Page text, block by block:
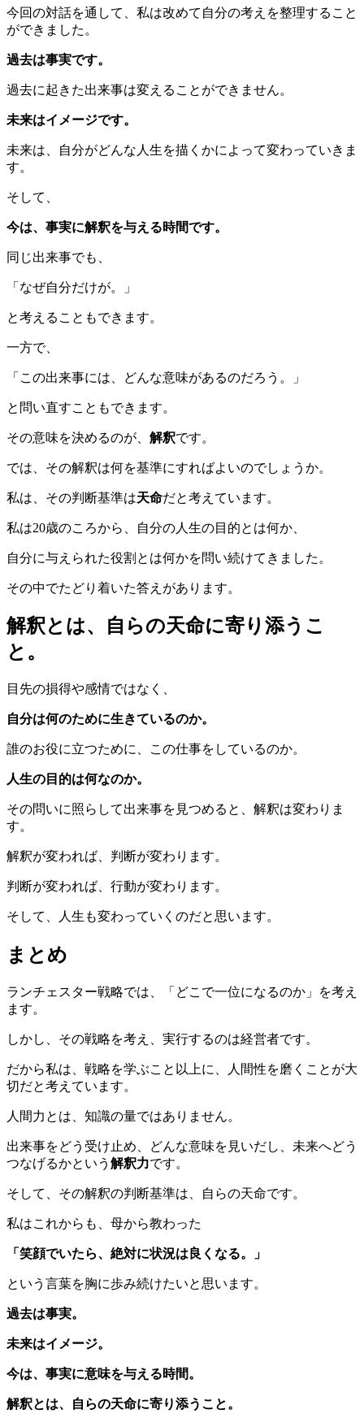
今回の対話を通して、私は改めて自分の考えを整理すること
ができました。
過去は事実です。
過去に起きた出来事は変えることができません。
未来はイメージです。
未来は、自分がどんな人生を描くかによって変わっていきま
す。
そして、
今は、事実に解釈を与える時間です。
同じ出来事でも、
「なぜ自分だけが。」
と考えることもできます。
一方で、
「この出来事には、どんな意味があるのだろう。」
と問い直すこともできます。
その意味を決めるのが、 解釈です。
では、その解釈は何を基準にすればよいのでしょうか。
私は、その判断基準は天命だと考えています。
私は20歳のころから、自分の人生の目的とは何か、
自分に与えられた役割とは何かを問い続けてきました。
その中でたどり着いた答えがあります。
解釈とは、自らの天命に寄り添うこ
と。
目先の損得や感情ではなく、
自分は何のために生きているのか。
誰のお役に立つために、この仕事をしているのか。
人生の目的は何なのか。
その問いに照らして出来事を見つめると、解釈は変わりま
す。
解釈が変われば、判断が変わります。
判断が変われば、行動が変わります。
そして、人生も変わっていくのだと思います。
まとめ
ランチェスター戦略では、「どこで一位になるのか」を考え
ます。
しかし、その戦略を考え、実行するのは経営者です。
だから私は、戦略を学ぶこと以上に、人間性を磨くことが大
切だと考えています。
人間力とは、知識の量ではありません。
出来事をどう受け止め、どんな意味を見いだし、未来へどう
つなげるかという 解釈力です。
そして、その解釈の判断基準は、自らの天命です。
私はこれからも、母から教わった
「笑顔でいたら、絶対に状況は良くなる。」
という言葉を胸に歩み続けたいと思います。
過去は事実。
未来はイメージ。
今は、事実に意味を与える時間。
解釈とは、自らの天命に寄り添うこと。